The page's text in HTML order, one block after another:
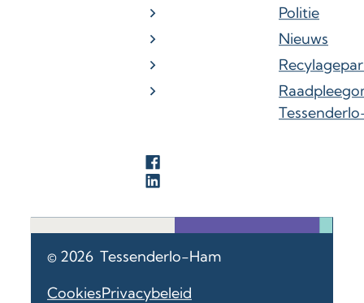
Politie
Nieuws
© 2026 Tessenderlo-Ham
CookiesPrivacybeleid